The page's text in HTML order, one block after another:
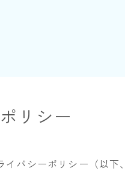
リシー
イバシーポリシー（以